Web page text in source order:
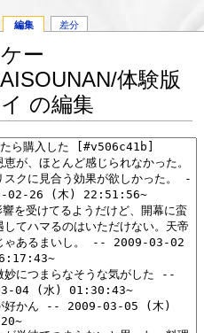
編集 差分
ー
体験版
の編集